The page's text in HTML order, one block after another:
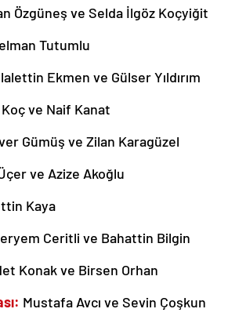
Özgüneş ve Selda İlgöz Koçyiğit
Tutumlu
Ekmen ve Gülser Yıldırım
ve Naif Kanat
Gümüş ve Zilan Karagüzel
ve Azize Akoğlu
Kaya
Ceritli ve Bahattin Bilgin
Konak ve Birsen Orhan
Mustafa Avcı ve Sevin Çoşkun